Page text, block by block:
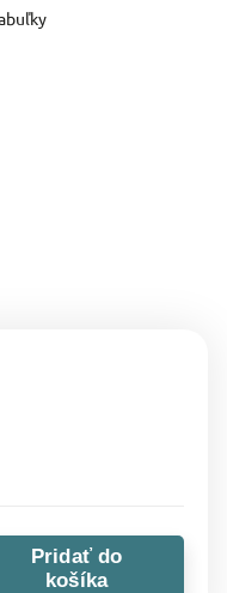
Pridať do
košíka